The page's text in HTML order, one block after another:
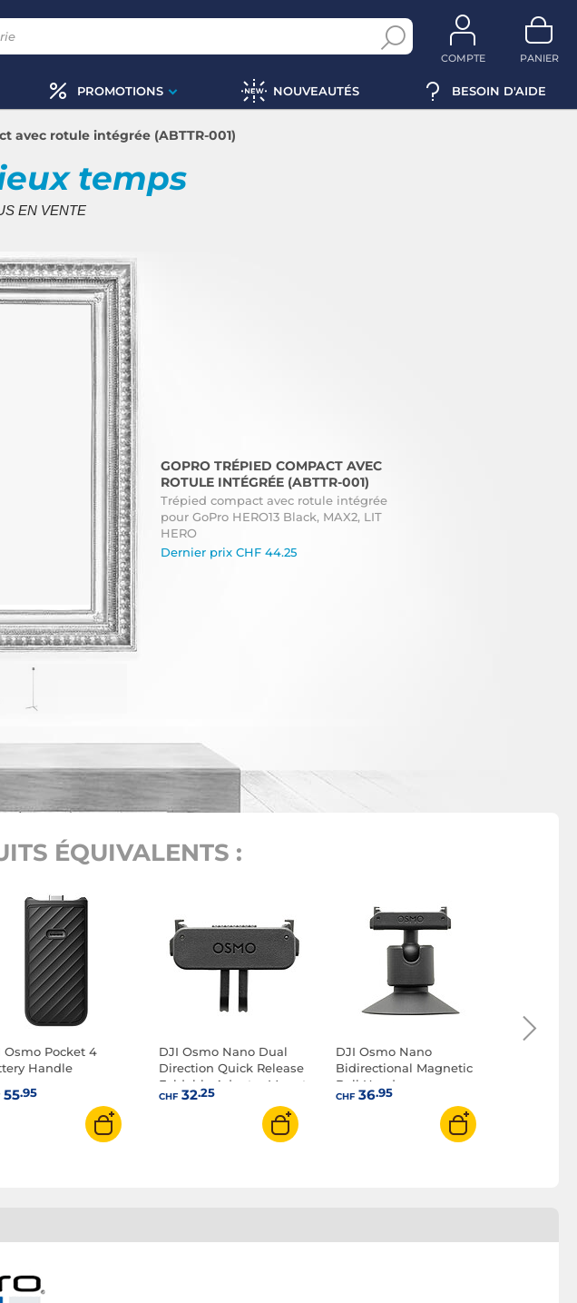
COMPTE PANIER
PROMOTIONS NOUVEAUTÉS BESOIN D'AIDE
avec rotule intégrée (ABTTR-001)
temps
EN VENTE
GOPRO TRÉPIED COMPACT AVEC
ROTULE INTÉGRÉE (ABTTR-001)
Trépied compact avec rotule intégrée
pour GoPro HERO13 Black, MAX2, LIT
HERO
Dernier prix CHF44.25
ÉQUIVALENTS :
Osmo Pocket 4
Handle
55.95
DJI Osmo Nano Dual
Direction Quick Release
Foldable Adapter Mount
CHF32.25
DJI Osmo Nano
Bidirectional Magnetic
Ball Head
CHF36.95